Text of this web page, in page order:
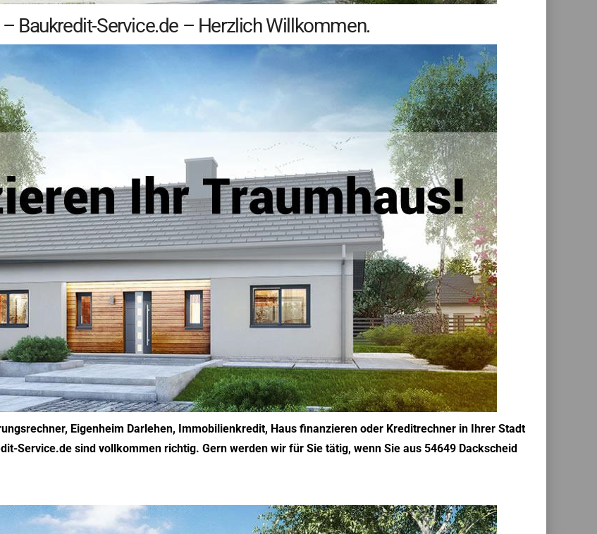
Baukredit-Service.de – Herzlich Willkommen.
Eigenheim Darlehen, Immobilienkredit, Haus finanzieren oder Kreditrechner in Ihrer Stadt
Service.de sind vollkommen richtig. Gern werden wir für Sie tätig, wenn Sie aus 54649 Dackscheid